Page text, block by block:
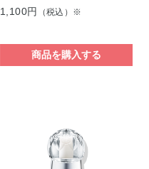
1,100円
（税込）※
商品を購入する